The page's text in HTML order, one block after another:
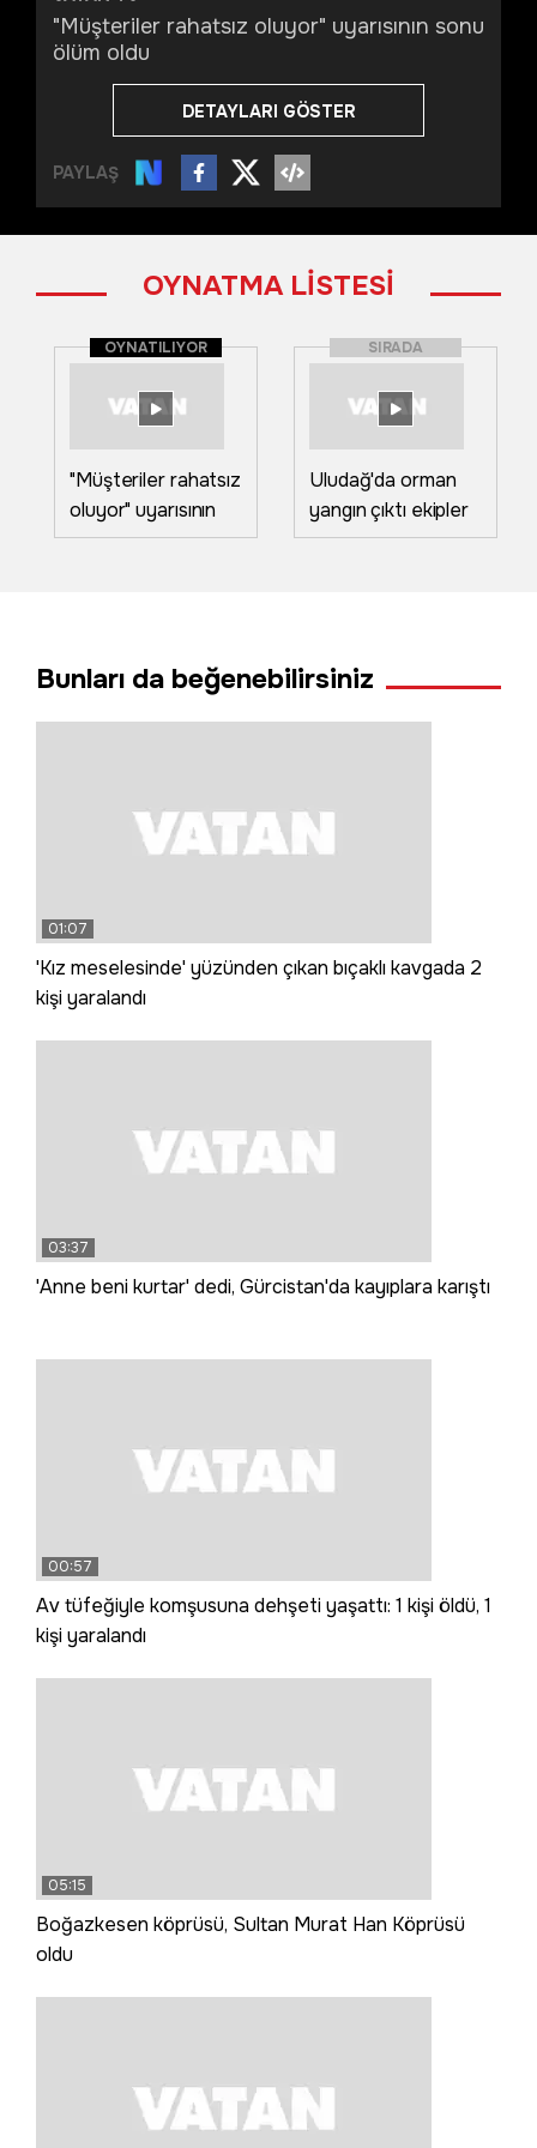
"Müşteriler rahatsız oluyor" uyarısının sonu
ölüm oldu
DETAYLARI GÖSTER
PAYLAŞ
OYNATMA LİSTESİ
OYNATILIYOR
"Müşteriler rahatsız
oluyor" uyarısının
sonu ölüm oldu
SIRADA
Uludağ'da orman
yangın çıktı ekipler
yangına müdahale
Bunları da beğenebilirsiniz
01:07
'Kız meselesinde' yüzünden çıkan bıçaklı kavgada 2
kişi yaralandı
03:37
'Anne beni kurtar' dedi, Gürcistan'da kayıplara karıştı
00:57
Av tüfeğiyle komşusuna dehşeti yaşattı: 1 kişi öldü, 1
kişi yaralandı
05:15
Boğazkesen köprüsü, Sultan Murat Han Köprüsü
oldu